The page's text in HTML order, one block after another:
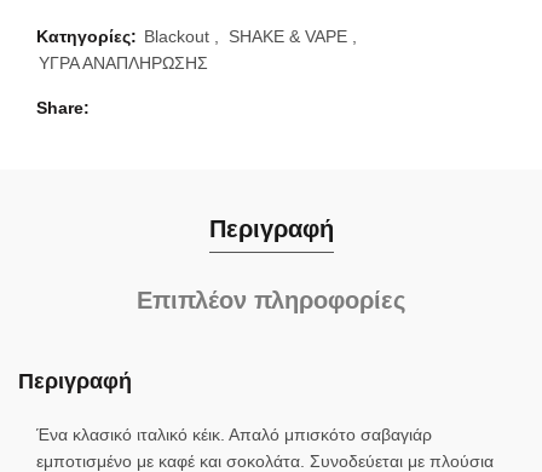
Κατηγορίες: Blackout SHAKE & VAPE
ΥΓΡΑ ΑΝΑΠΛΗΡΩΣΗΣ
Share
Περιγραφή
Επιπλέον πληροφορίες
Περιγραφή
Ένα κλασικό ιταλικό κέικ. Απαλό μπισκότο σαβαγιάρ
εμποτισμένο με καφέ και σοκολάτα. Συνοδεύεται με πλούσια